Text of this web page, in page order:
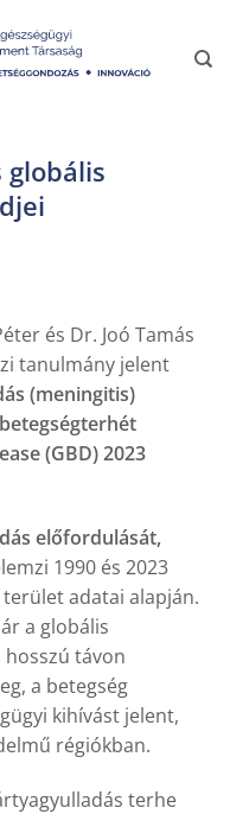
globális
és Dr. Joó Tamás
tanulmány jelent
(meningitis)
(GBD) 2023
előfordulását,
1990 és 2023
adatai alapján.
a globális
távon
a betegség
kihívást jelent,
régiókban.
terhe